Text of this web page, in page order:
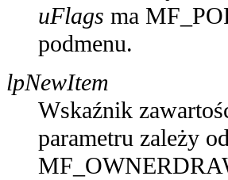
uFlags ma
podmenu.
lpNewItem
Wskaźnik
parametru zależy